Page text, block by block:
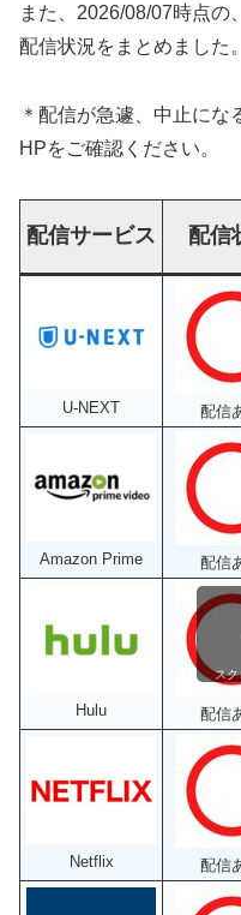
また、2026/08/07時点の
配信状況をまとめました。
＊配信が急遽、中止に
HPをご確認ください。
配信サービス 配信
U-NEXT 配信
Amazon Prime 配信
Hulu 配信
Netflix 配信
スク